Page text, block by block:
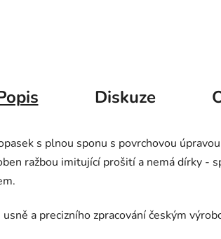
Diskuze
s plnou sponu s povrchovou
ražbou imitující prošití a nemá dírky -
a precizního zpracování českým